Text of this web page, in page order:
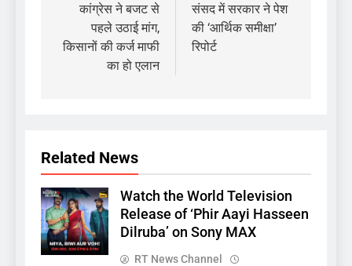
navigation
कांग्रेस ने बजट से
पहले उठाई मांग,
किसानों की कर्ज माफी
का हो एलान
संसद में सरकार ने पेश
की ‘आर्थिक समीक्षा’
रिपोर्ट
Related News
Watch the World Television
Release of ‘Phir Aayi Hasseen
Dilruba’ on Sony MAX
RT News Channel